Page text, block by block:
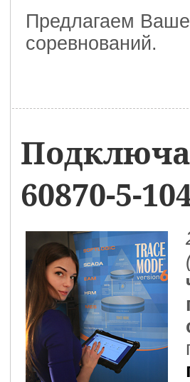
Предлагаем
соревнований.
60870-5-